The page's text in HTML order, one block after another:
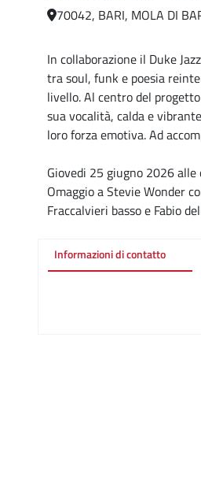
70042, BARI, MOLA DI
In collaborazione il Duke
tra soul, funk e poesia
livello. Al centro del
sua vocalità, calda e
loro forza emotiva. Ad
Giovedi 25 giugno 2026 alle
Omaggio a Stevie Wonder
Fraccalvieri basso e Fabio
Informazioni di contatto